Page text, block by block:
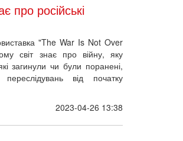
про російські
"The War Is Not Over
світ знає про війну, яку
загинули чи були поранені,
від початку
2023-04-26 13:38